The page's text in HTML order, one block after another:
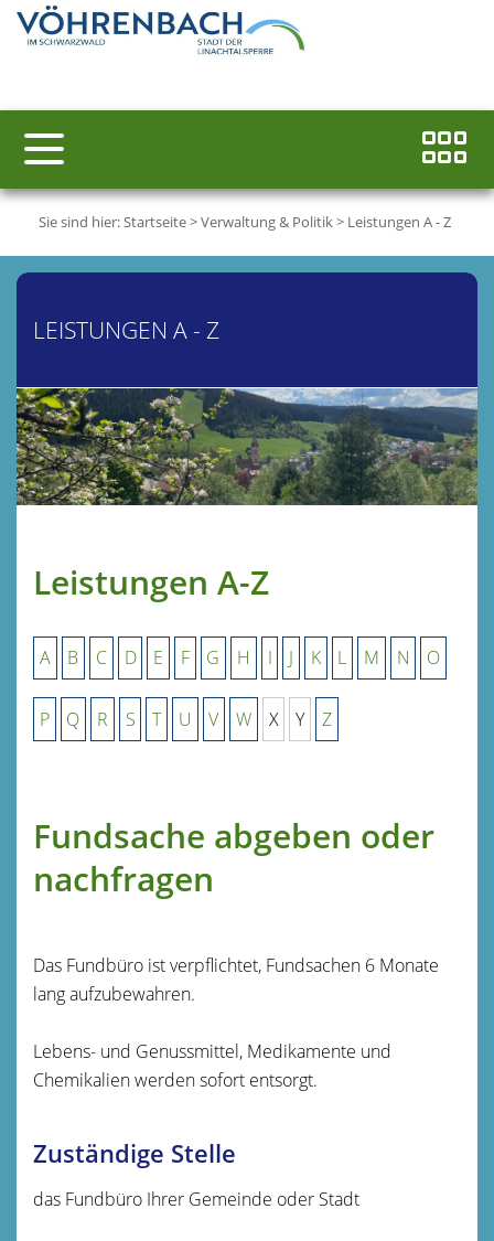
Sie sind hier:Startseite>Verwaltung & Politik> Leistungen A - Z
LEISTUNGEN A - Z
Leistungen A-Z
A B C D E F G H I J K L M N O
P Q R S T U V W X Y Z
Fundsache abgeben oder
nachfragen
Das Fundbüro ist verpflichtet, Fundsachen 6 Monate
lang aufzubewahren.
Lebens- und Genussmittel, Medikamente und
Chemikalien werden sofort entsorgt.
Zuständige Stelle
das Fundbüro Ihrer Gemeinde oder Stadt